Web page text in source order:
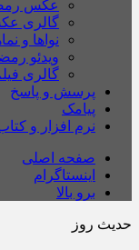
عکس
گالری
نواها و
ویدئو
گالری
پرسش و پاسخ
پیامک
نرم افزار و
صفحه اصلی
اینستاگرام
برو بالا
حدیث روز